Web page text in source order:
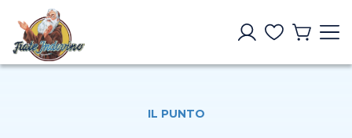
IL PUNTO